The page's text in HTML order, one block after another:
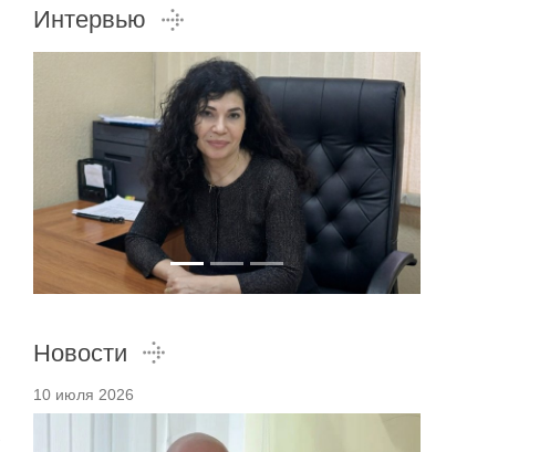
Интервью
Новости
10 июля 2026